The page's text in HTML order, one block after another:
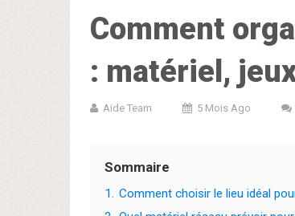
Comment
: matériel,
Aide Team 5 Mois Ago
Sommaire
1. Comment choisir le lieu idéal